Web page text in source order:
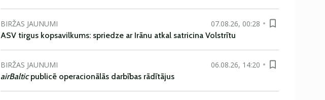
BIRŽAS JAUNUMI
07.08.26, 00:28
ASV tirgus kopsavilkums: spriedze ar Irānu atkal satricina Volstrītu
BIRŽAS JAUNUMI
06.08.26, 14:20
airBalticpublicē operacionālās darbības rādītājus